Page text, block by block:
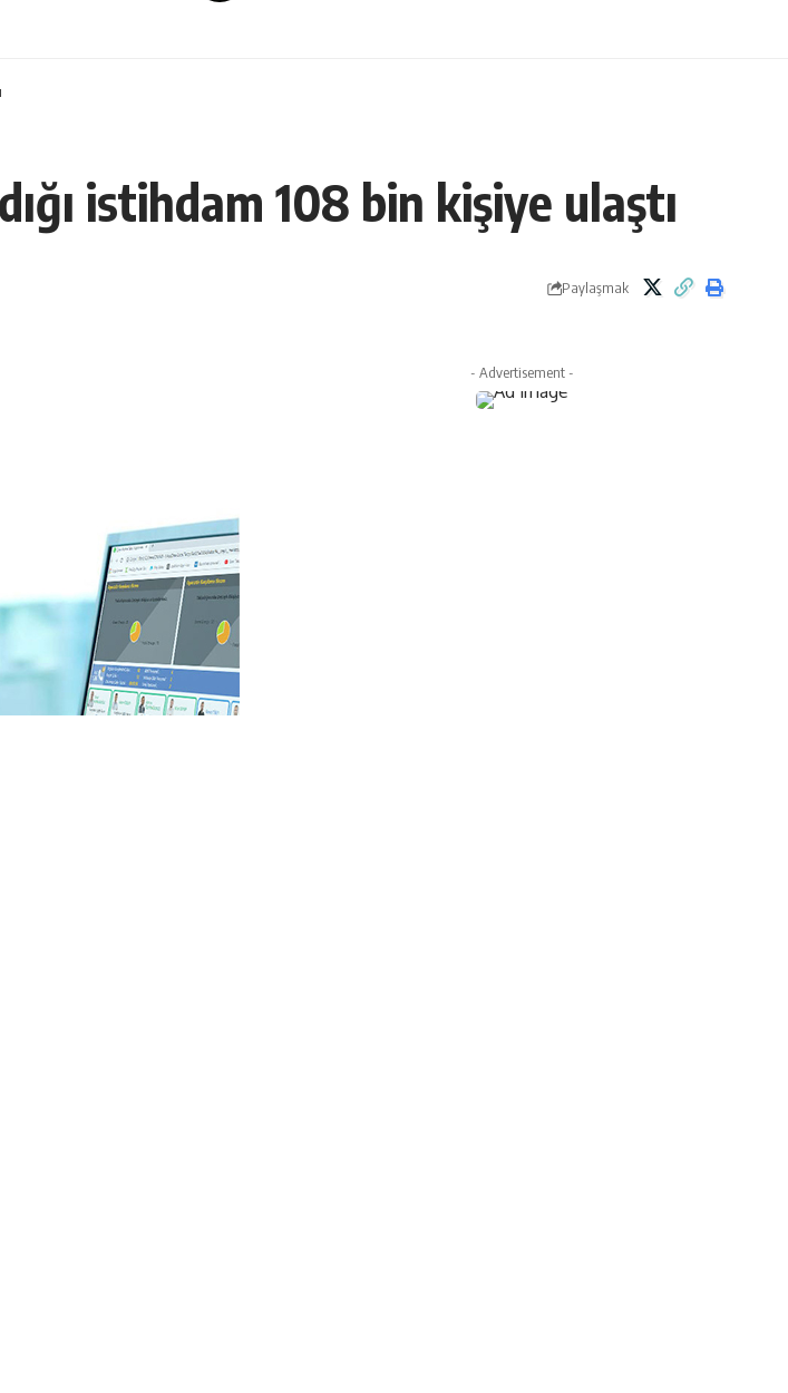
istihdam 108 bin kişiye ulaştı
Paylaşmak
- Advertisement -